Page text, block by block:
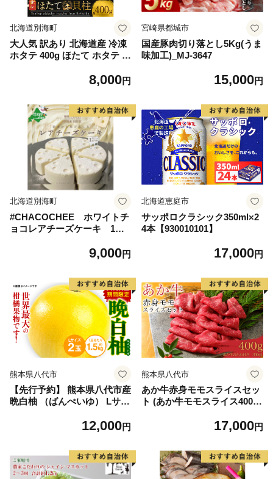
北海道別海町
大人気 訳あり 北海道産 冷凍
ホタテ 400g ほたて ホタテ 帆
8,000円
宮崎県都城市
国産豚肉切り落とし5Kg(うま
味加工)_MJ-3647
15,000円
北海道別海町
#CHACOCHEE ホワイトチ
ョコレアチーズケーキ 1ホ
海町,チーズ,ちーず,チーズケ
9,000円
北海道恵庭市
サッポロクラシック350ml×2
4本【930010101】
17,000円
熊本県八代市
【先行予約】 熊本県八代市産
晩白柚 （ばんぺいゆ） Lサイ
もの フルーツ おやつ 特産 熊
12,000円
熊本県八代市
あか牛赤身モモスライスセッ
ト (あか牛モモスライス400
17,000円